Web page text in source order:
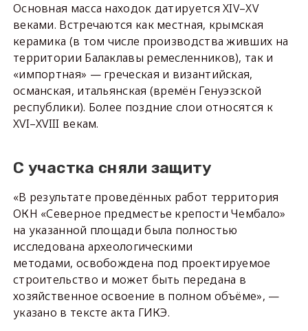
Основная масса находок датируется XIV–XV
веками. Встречаются как местная, крымская
керамика (в том числе производства живших на
территории Балаклавы ремесленников), так и
«импортная» — греческая и византийская,
османская, итальянская (времён Генуэзской
республики). Более поздние слои относятся к
XVI–XVIII векам.
С участка сняли защиту
«В результате проведённых работ территория
ОКН «Северное предместье крепости Чембало»
на указанной площади была полностью
исследована археологическими
методами, освобождена под проектируемое
строительство и может быть передана в
хозяйственное освоение в полном объёме», —
указано в тексте акта ГИКЭ.